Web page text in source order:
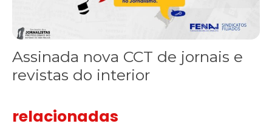
Assinada nova CCT de jornais e
revistas do interior
relacionadas